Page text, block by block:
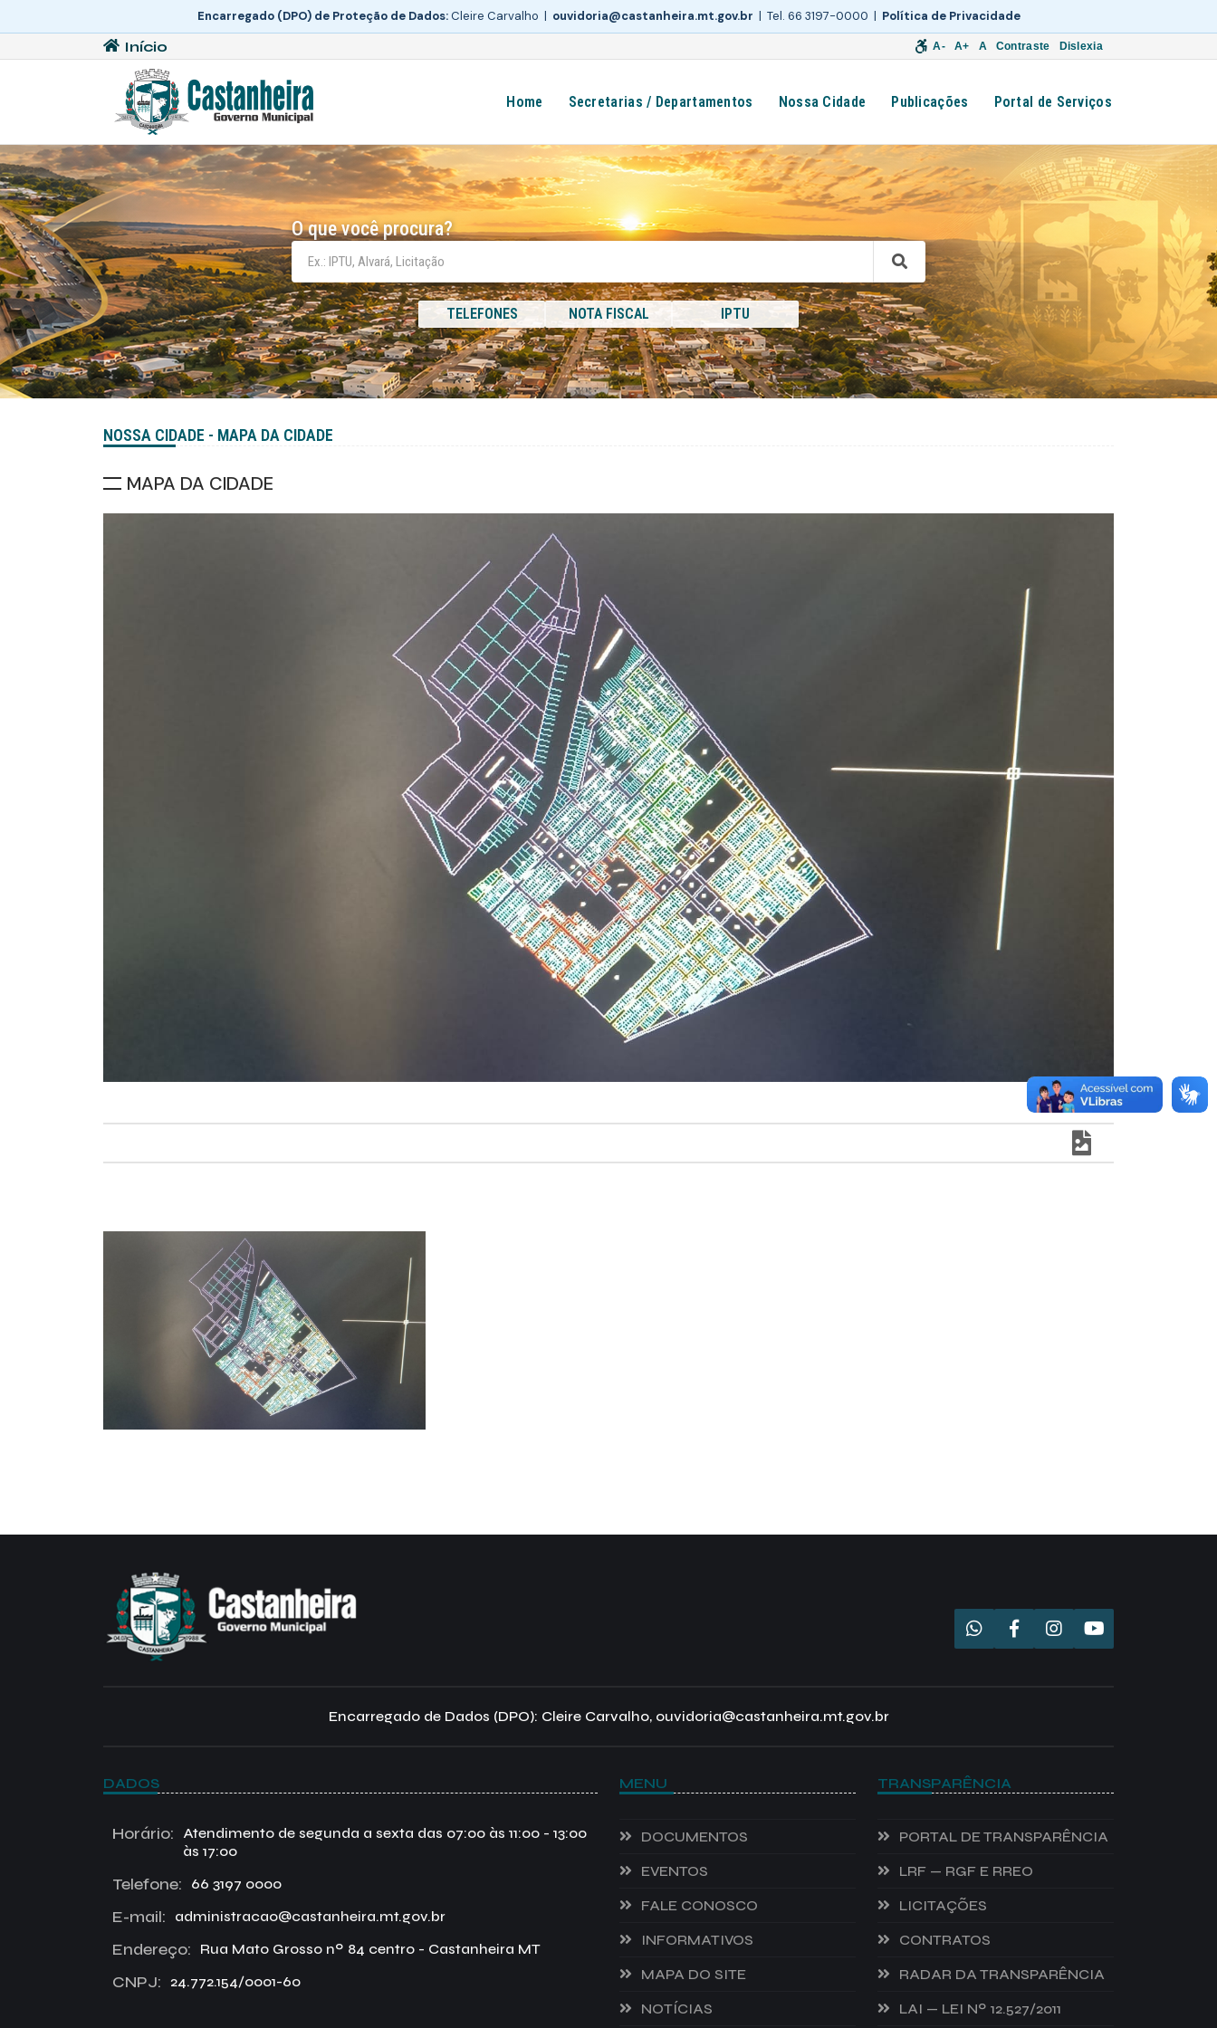
Encarregado (DPO) de Proteção de Dados:Cleire Carvalho | ouvidoria@castanheira.mt.gov.br | Tel. 66 3197-0000 | Política de Privacidade
Início A- A+ A Contraste Dislexia
Home Secretarias / Departamentos Nossa Cidade Publicações Portal de Serviços
O que você procura?
TELEFONES NOTA FISCAL IPTU
NOSSA CIDADE - MAPA DA CIDADE
MAPA DA CIDADE
Encarregado de Dados (DPO): Cleire Carvalho, ouvidoria@castanheira.mt.gov.br
DADOS
Horário:
Atendimento de segunda a sexta das 07:00 às 11:00 - 13:00
às 17:00
Telefone: 66 3197 0000
E-mail: administracao@castanheira.mt.gov.br
Endereço: Rua Mato Grosso nº 84 centro - Castanheira MT
CNPJ: 24.772.154/0001-60
MENU
DOCUMENTOS
EVENTOS
FALE CONOSCO
INFORMATIVOS
MAPA DO SITE
NOTÍCIAS
TRANSPARÊNCIA
PORTAL DE TRANSPARÊNCIA
LRF — RGF E RREO
LICITAÇÕES
CONTRATOS
RADAR DA TRANSPARÊNCIA
LAI — LEI Nº 12.527/2011